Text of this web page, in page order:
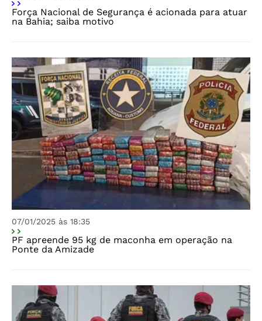
Força Nacional de Segurança é acionada para atuar
na Bahia; saiba motivo
07/01/2025 às 18:35
PF apreende 95 kg de maconha em operação na
Ponte da Amizade